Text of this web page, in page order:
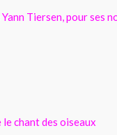
Tiersen, pour ses
chant des oiseaux